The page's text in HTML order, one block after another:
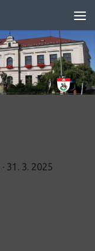
· 31. 3. 2025